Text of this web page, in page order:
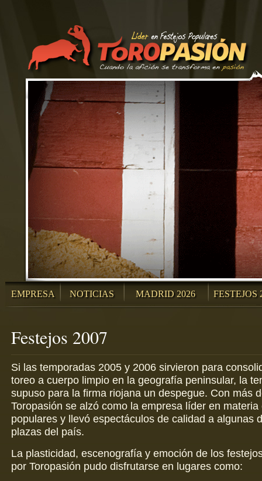
EMPRESA NOTICIAS MADRID 2026 FESTEJOS
Festejos 2007
Si las temporadas 2005 y 2006 sirvieron para
toreo a cuerpo limpio en la geografía peninsular, la
supuso para la firma riojana un despegue. Con más
Toropasión se alzó como la empresa líder en materia
populares y llevó espectáculos de calidad a algunas
plazas del país.
La plasticidad, escenografía y emoción de los
por Toropasión pudo disfrutarse en lugares como: